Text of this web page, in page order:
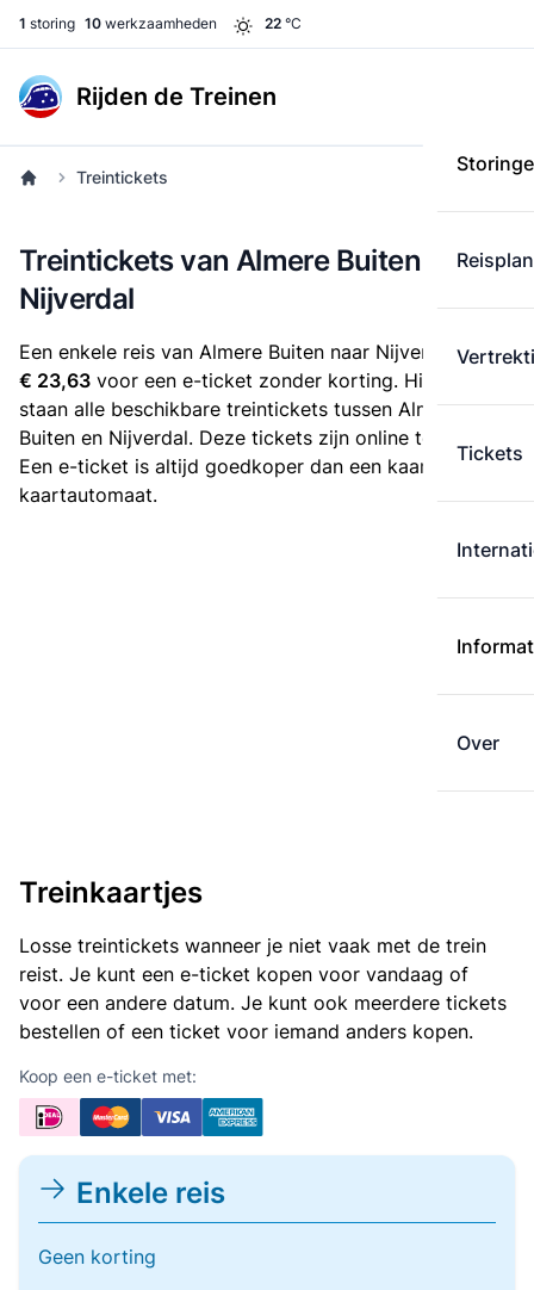
1 storing 10 werkzaamheden 22 °C
Rijden de Treinen
Tickets
Over
Treintickets
Treintickets van Almere Buiten naar
Nijverdal
Een enkele reis van Almere Buiten naar Nijverdal kost
€ 23,63 voor een e-ticket zonder korting. Hieronder
staan alle beschikbare treintickets tussen Almere
Buiten en Nijverdal. Deze tickets zijn online te koop.
Een e-ticket is altijd goedkoper dan een kaartje uit de
kaartautomaat.
Treinkaartjes
Losse treintickets wanneer je niet vaak met de trein
reist. Je kunt een e-ticket kopen voor vandaag of
voor een andere datum. Je kunt ook meerdere tickets
bestellen of een ticket voor iemand anders kopen.
Koop een e-ticket met:
Enkele reis
Geen korting